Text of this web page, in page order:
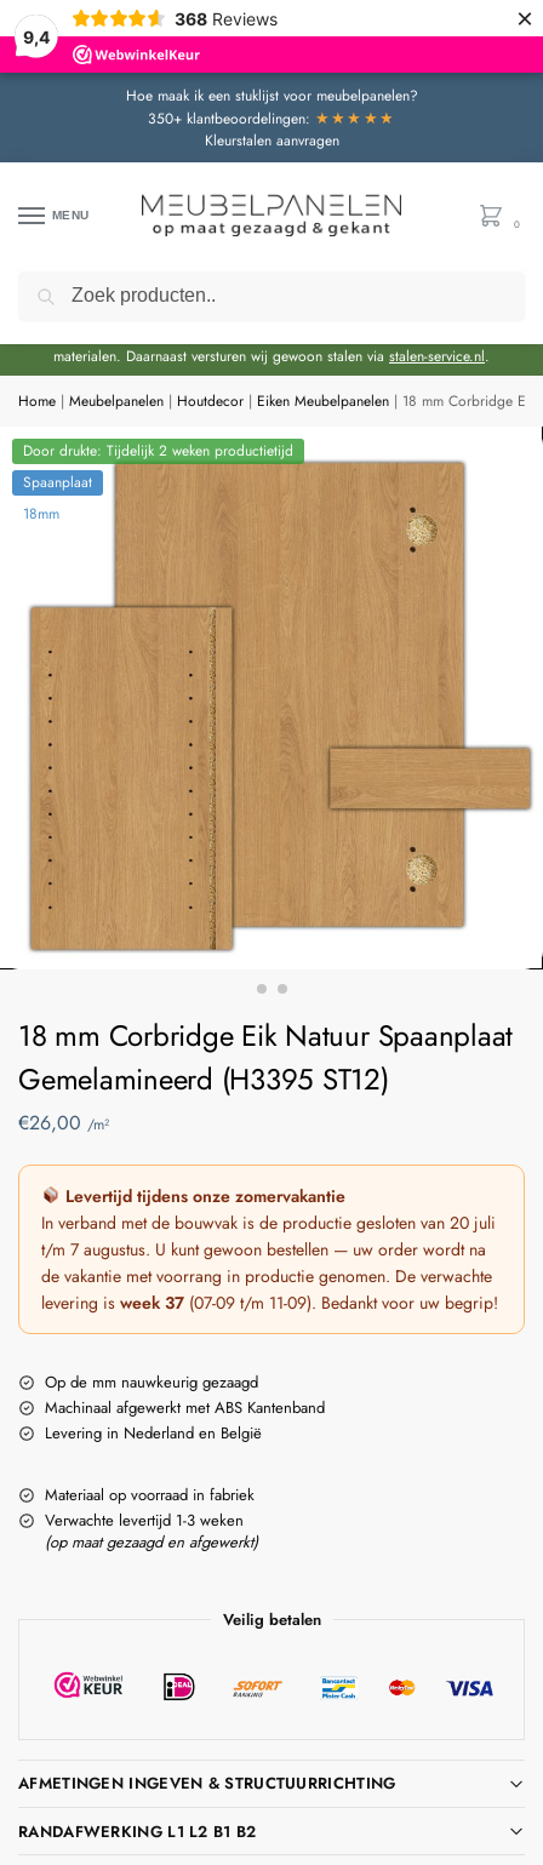
9,4
368 Reviews ×
Hoe maak ik een stuklijst voor meubelpanelen?
350+ klantbeoordelingen: ★★★★★
Kleurstalen aanvragen
MENU
0
Door de bouwvakperiode geldt momenteel een extra levertijd van circa 3 weken
materialen. Daarnaast versturen wij gewoon stalen via stalen-service.nl.
Home | Meubelpanelen | Houtdecor | Eiken Meubelpanelen | 18 mm Corbridge Eik
Door drukte: Tijdelijk 2 weken productietijd
Spaanplaat
18mm
18 mm Corbridge Eik Natuur Spaanplaat
Gemelamineerd (H3395 ST12)
€26,00 /m²
Levertijd tijdens onze zomervakantie
In verband met de bouwvak is de productie gesloten van 20 juli
t/m 7 augustus. U kunt gewoon bestellen — uw order wordt na
de vakantie met voorrang in productie genomen. De verwachte
levering is week 37 (07-09 t/m 11-09). Bedankt voor uw begrip!
Op de mm nauwkeurig gezaagd
Machinaal afgewerkt met ABS Kantenband
Levering in Nederland en België
Materiaal op voorraad in fabriek
Verwachte levertijd 1-3 weken
(op maat gezaagd en afgewerkt)
Veilig betalen
AFMETINGEN INGEVEN & STRUCTUURRICHTING
RANDAFWERKING L1 L2 B1 B2